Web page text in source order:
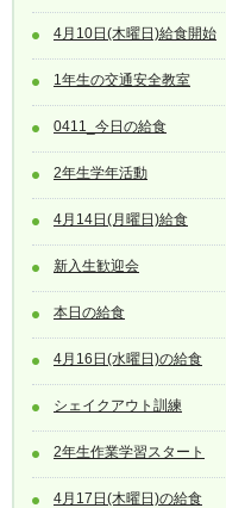
4月10日(木曜日)給食開始
1年生の交通安全教室
0411_今日の給食
2年生学年活動
4月14日(月曜日)給食
新入生歓迎会
本日の給食
4月16日(水曜日)の給食
シェイクアウト訓練
2年生作業学習スタート
4月17日(木曜日)の給食